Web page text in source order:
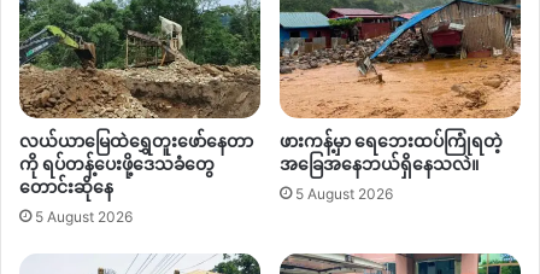
လယ်ယာမြေထဲရွှေတူးဖော်နေတာ
ကို ရပ်တန့်ပေးဖို့ဒေသခံတွေ
တောင်းဆိုနေ
5 August 2026
ဖားကန့်မှာ ရေဘေးထပ်ကြုံရတဲ့
အခြေအနေဘယ်ရှိနေသလဲ။
5 August 2026